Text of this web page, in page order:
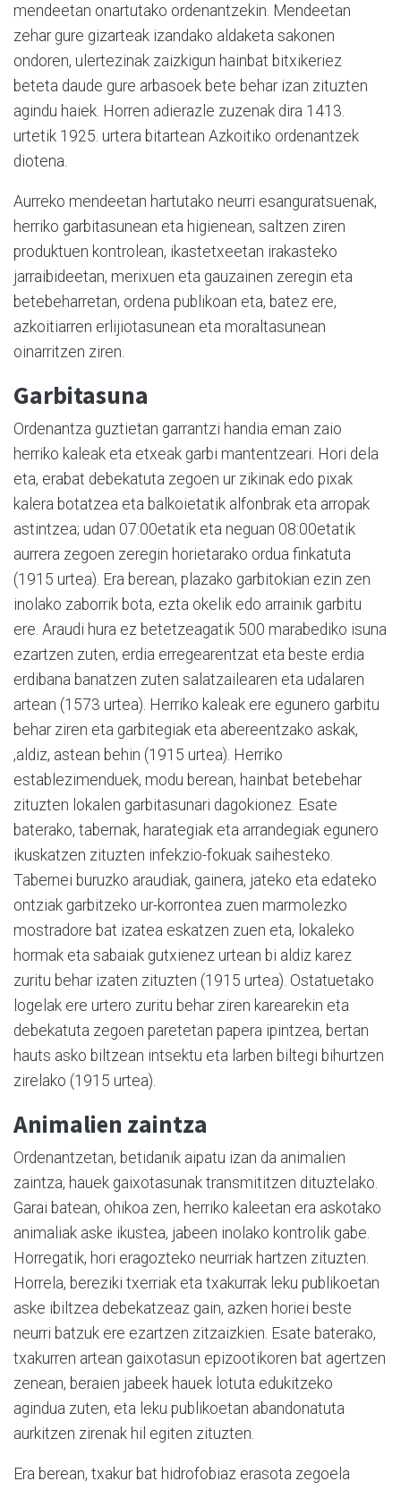
mendeetan onartutako ordenantzekin. Mendeetan
zehar gure gizarteak izandako aldaketa sakonen
ondoren, ulertezinak zaizkigun hainbat bitxikeriez
beteta daude gure arbasoek bete behar izan zituzten
agindu haiek. Horren adierazle zuzenak dira 1413.
urtetik 1925. urtera bitartean Azkoitiko ordenantzek
diotena.
Aurreko mendeetan hartutako neurri esanguratsuenak,
herriko garbitasunean eta higienean, saltzen ziren
produktuen kontrolean, ikastetxeetan irakasteko
jarraibideetan, merixuen eta gauzainen zeregin eta
betebeharretan, ordena publikoan eta, batez ere,
azkoitiarren erlijiotasunean eta moraltasunean
oinarritzen ziren.
Garbitasuna
Ordenantza guztietan garrantzi handia eman zaio
herriko kaleak eta etxeak garbi mantentzeari. Hori dela
eta, erabat debekatuta zegoen ur zikinak edo pixak
kalera botatzea eta balkoietatik alfonbrak eta arropak
astintzea; udan 07:00etatik eta neguan 08:00etatik
aurrera zegoen zeregin horietarako ordua finkatuta
(1915 urtea). Era berean, plazako garbitokian ezin zen
inolako zaborrik bota, ezta okelik edo arrainik garbitu
ere. Araudi hura ez betetzeagatik 500 marabediko isuna
ezartzen zuten, erdia erregearentzat eta beste erdia
erdibana banatzen zuten salatzailearen eta udalaren
artean (1573 urtea). Herriko kaleak ere egunero garbitu
behar ziren eta garbitegiak eta abereentzako askak,
,aldiz, astean behin (1915 urtea). Herriko
establezimenduek, modu berean, hainbat betebehar
zituzten lokalen garbitasunari dagokionez. Esate
baterako, tabernak, harategiak eta arrandegiak egunero
ikuskatzen zituzten infekzio-fokuak saihesteko.
Tabernei buruzko araudiak, gainera, jateko eta edateko
ontziak garbitzeko ur-korrontea zuen marmolezko
mostradore bat izatea eskatzen zuen eta, lokaleko
hormak eta sabaiak gutxienez urtean bi aldiz karez
zuritu behar izaten zituzten (1915 urtea). Ostatuetako
logelak ere urtero zuritu behar ziren karearekin eta
debekatuta zegoen paretetan papera ipintzea, bertan
hauts asko biltzean intsektu eta larben biltegi bihurtzen
zirelako (1915 urtea).
Animalien zaintza
Ordenantzetan, betidanik aipatu izan da animalien
zaintza, hauek gaixotasunak transmititzen dituztelako.
Garai batean, ohikoa zen, herriko kaleetan era askotako
animaliak aske ikustea, jabeen inolako kontrolik gabe.
Horregatik, hori eragozteko neurriak hartzen zituzten.
Horrela, bereziki txerriak eta txakurrak leku publikoetan
aske ibiltzea debekatzeaz gain, azken horiei beste
neurri batzuk ere ezartzen zitzaizkien. Esate baterako,
txakurren artean gaixotasun epizootikoren bat agertzen
zenean, beraien jabeek hauek lotuta edukitzeko
agindua zuten, eta leku publikoetan abandonatuta
aurkitzen zirenak hil egiten zituzten.
Era berean, txakur bat hidrofobiaz erasota zegoela